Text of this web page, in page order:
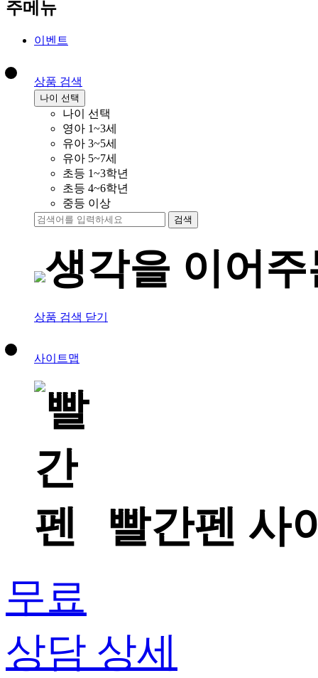
주메뉴
이벤트
상품 검색
나이 선택
나이 선택
영아 1~3세
유아 3~5세
유아 5~7세
초등 1~3학년
초등 4~6학년
중등 이상
검색
생각을 이어
상품 검색 닫기
사이트맵
빨간펜 사
무료
상담 상세